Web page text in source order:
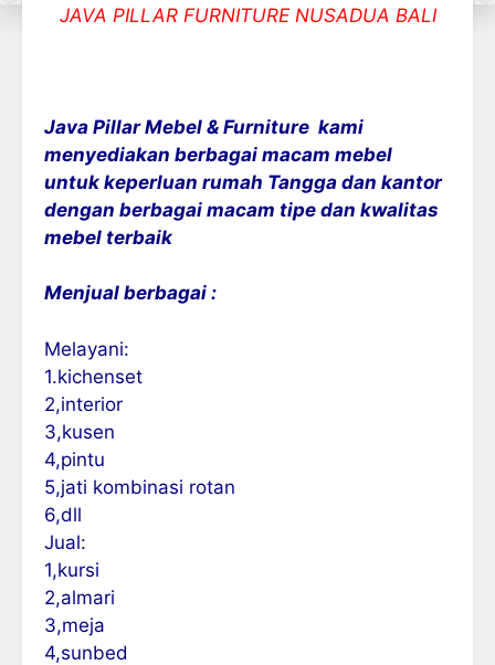
JAVA PILLAR FURNITURE NUSADUA BALI
Java Pillar Mebel & Furniture kami
menyediakan berbagai macam mebel
untuk keperluan rumah Tangga dan kantor
dengan berbagai macam tipe dan kwalitas
mebel terbaik
Menjual berbagai :
Melayani:
1.kichenset
2,interior
3,kusen
4,pintu
5,jati kombinasi rotan
6,dll
Jual:
1,kursi
2,almari
3,meja
4,sunbed